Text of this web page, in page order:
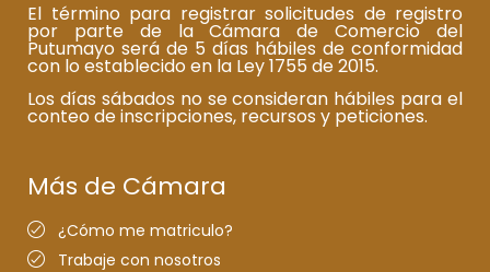
El término para registrar solicitudes de registro
por parte de la Cámara de Comercio del
Putumayo será de 5 días hábiles de conformidad
con lo establecido en la Ley 1755 de 2015.
Los días sábados no se consideran hábiles para el
conteo de inscripciones, recursos y peticiones.
Más de Cámara
¿Cómo me matriculo?
Trabaje con nosotros